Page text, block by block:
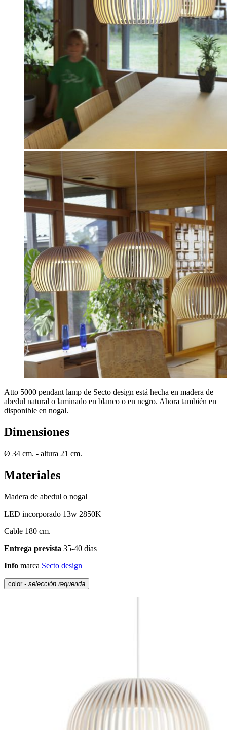
Atto 5000 pendant lamp de Secto design está hecha en madera de
abedul natural o laminado en blanco o en negro. Ahora también en
disponible en nogal.
Dimensiones
Ø 34 cm. - altura 21 cm.
Materiales
Madera de abedul o nogal
LED incorporado 13w 2850K
Cable 180 cm.
Entrega prevista 35-40 días
Info marca Secto design
color - selección requerida